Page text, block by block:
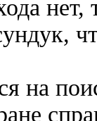
нет,
на